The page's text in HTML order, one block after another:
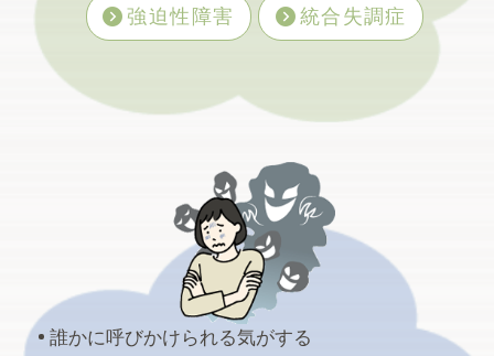
昼間の銭湯
強迫性障害 統合失調症
誰かに呼びかけられる気がする